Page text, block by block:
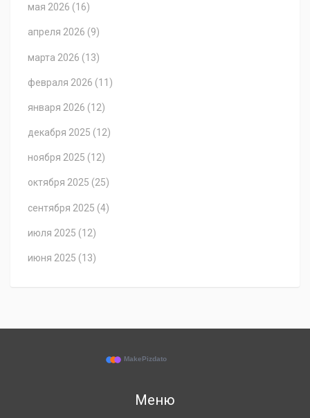
мая 2026 (16)
апреля 2026 (9)
марта 2026 (13)
февраля 2026 (11)
января 2026 (12)
декабря 2025 (12)
ноября 2025 (12)
октября 2025 (25)
сентября 2025 (4)
июля 2025 (12)
июня 2025 (13)
Меню